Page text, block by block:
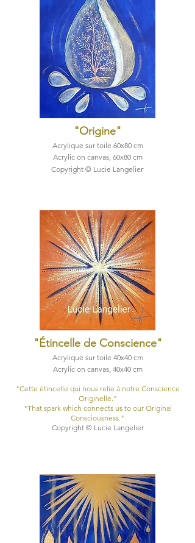
"Origine"
Acrylique sur toile 60x80 cm
Acrylic on canvas, 60x80 cm
Copyright © Lucie Langelier
"Étincelle de Conscience"
Acrylique sur toile 40x40 cm
Acrylic on canvas, 40x40 cm​
​"Cette étincelle qui nous relie à notre Conscience
Originelle."
​"That spark which connects us to our Original
Consciousness."
Copyright © Lucie Langelier